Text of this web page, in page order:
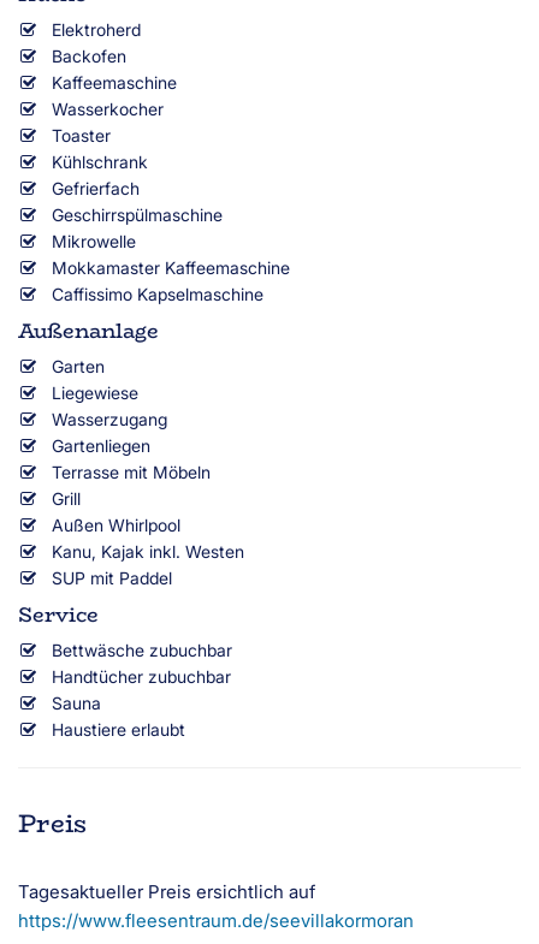
Elektroherd
Backofen
Kaffeemaschine
Wasserkocher
Toaster
Kühlschrank
Gefrierfach
Geschirrspülmaschine
Mikrowelle
Mokkamaster Kaffeemaschine
Caffissimo Kapselmaschine
Außenanlage
Garten
Liegewiese
Wasserzugang
Gartenliegen
Terrasse mit Möbeln
Grill
Außen Whirlpool
Kanu, Kajak inkl. Westen
SUP mit Paddel
Service
Bettwäsche zubuchbar
Handtücher zubuchbar
Sauna
Haustiere erlaubt
Preis
Tagesaktueller Preis ersichtlich auf
https://www.fleesentraum.de/seevillakormoran